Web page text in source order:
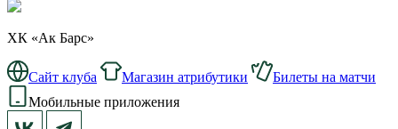
ХК «Ак Барс»
Сайт клуба Магазин атрибутики
Билеты на матчи
Мобильные приложения